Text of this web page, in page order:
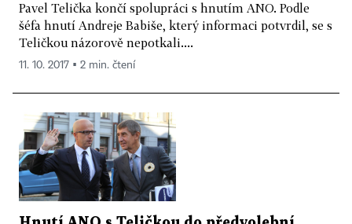
Pavel Telička končí spolupráci s hnutím ANO. Podle
šéfa hnutí Andreje Babiše, který informaci potvrdil, se s
Teličkou názorově nepotkali....
11. 10. 2017 ▪ 2 min. čtení